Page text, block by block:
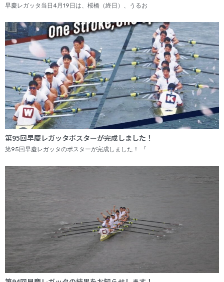
早慶レガッタ当日4月19日は、桜橋（終日）、うるお
第95回早慶レガッタポスターが完成しました！
第95回早慶レガッタのポスターが完成しました！ 『